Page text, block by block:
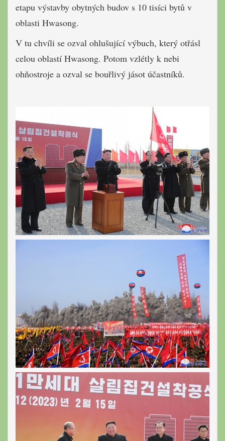
etapu výstavby obytných budov s 10 tisíci bytů v
oblasti Hwasong.
V tu chvíli se ozval ohlušující výbuch, který otřásl
celou oblastí Hwasong. Potom vzlétly k nebi
ohňostroje a ozval se bouřlivý jásot účastníků.